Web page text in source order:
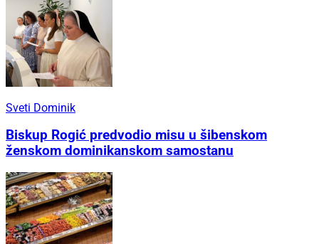
Sveti Dominik
Biskup Rogić predvodio misu u šibenskom
ženskom dominikanskom samostanu